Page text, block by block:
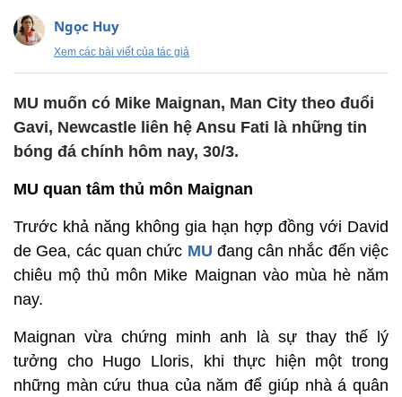
Ngọc Huy
Xem các bài viết của tác giả
MU muốn có Mike Maignan, Man City theo đuổi
Gavi, Newcastle liên hệ Ansu Fati là những tin
bóng đá chính hôm nay, 30/3.
MU quan tâm thủ môn Maignan
Trước khả năng không gia hạn hợp đồng với David
de Gea, các quan chức MU đang cân nhắc đến việc
chiêu mộ thủ môn Mike Maignan vào mùa hè năm
nay.
Maignan vừa chứng minh anh là sự thay thế lý
tưởng cho Hugo Lloris, khi thực hiện một trong
những màn cứu thua của năm để giúp nhà á quân